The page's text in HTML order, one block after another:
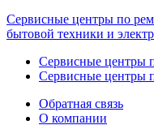
Сервисные центры по
бытовой техники и
Сервисные центры
Сервисные центры
Обратная связь
О компании